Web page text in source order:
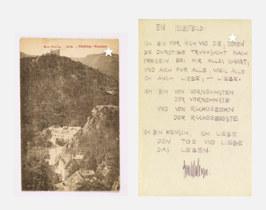
Meiner Sammlung hinzufügen
Meiner